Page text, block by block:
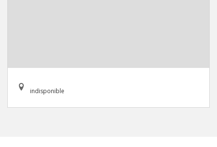
indisponible